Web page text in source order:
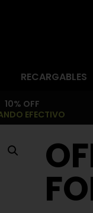
RECARGABLES
10% OFF
EFECTIVO